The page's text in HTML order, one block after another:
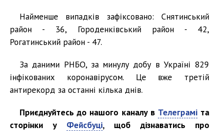
Найменше випадків зафіксовано: Снятинський
район - 36, Городенківський район - 42,
Рогатинський район - 47.
За даними РНБО, за минулу добу в Україні 829
інфікованих коронавірусом. Це вже третій
антирекорд за останні кілька днів.
Приєднуйтесь до нашого каналу в Телеграміта
сторінки у Фейсбуці, щоб дізнаватись про